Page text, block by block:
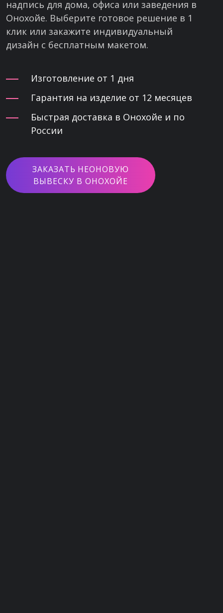
надпись для дома, офиса или заведения в
Онохойе. Выберите готовое решение в 1
клик или закажите индивидуальный
дизайн с бесплатным макетом.
Изготовление от 1 дня
Гарантия на изделие от 12 месяцев
Быстрая доставка в Онохойе и по
России
ЗАКАЗАТЬ НЕОНОВУЮ
ВЫВЕСКУ В ОНОХОЙЕ